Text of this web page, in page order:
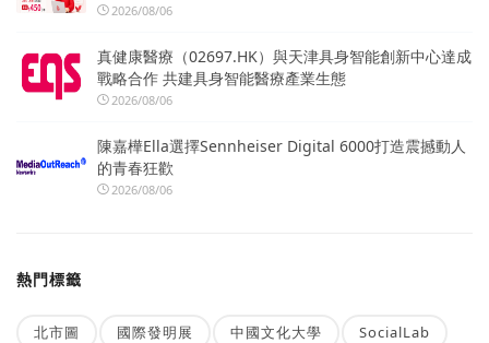
2026/08/06
真健康醫療（02697.HK）與天津具身智能創新中心達成
戰略合作 共建具身智能醫療產業生態
2026/08/06
陳嘉樺Ella選擇Sennheiser Digital 6000打造震撼動人
的青春狂歡
2026/08/06
熱門標籤
北市圖 國際發明展 中國文化大學 SocialLab